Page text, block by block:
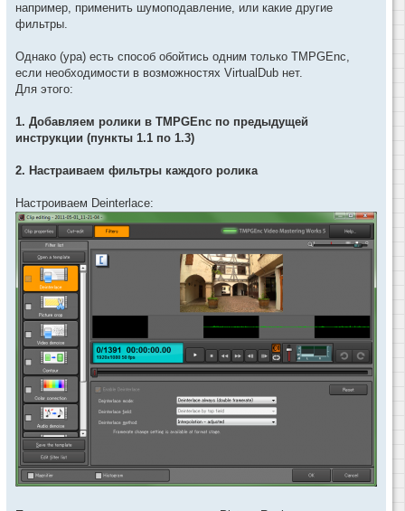
е
например, применить шумоподавление, или какие другие
фильтры.
Однако (ура) есть способ обойтись одним только TMPGEnc,
если необходимости в возможностях VirtualDub нет.
Для этого:
1. Добавляем ролики в TMPGEnc по предыдущей
инструкции (пункты 1.1 по 1.3)
2. Настраиваем фильтры каждого ролика
Настроиваем Deinterlace: